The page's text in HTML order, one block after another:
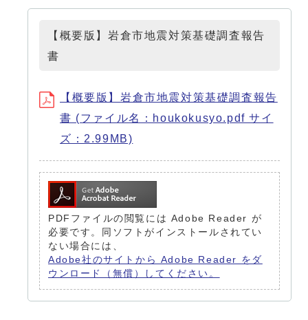
【概要版】岩倉市地震対策基礎調査報告
書
【概要版】岩倉市地震対策基礎調査報告
書 (ファイル名：houkokusyo.pdf サイ
ズ：2.99MB)
PDFファイルの閲覧には Adobe Reader が
必要です。同ソフトがインストールされてい
ない場合には、
Adobe社のサイトから Adobe Reader をダ
ウンロード（無償）してください。